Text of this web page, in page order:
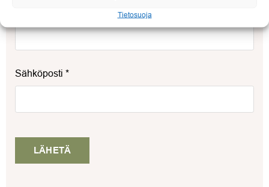
Tietosuoja
Sähköposti *